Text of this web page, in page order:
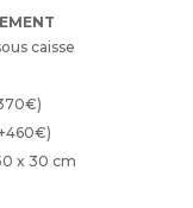
caisse
€)
460€)
x 30 cm